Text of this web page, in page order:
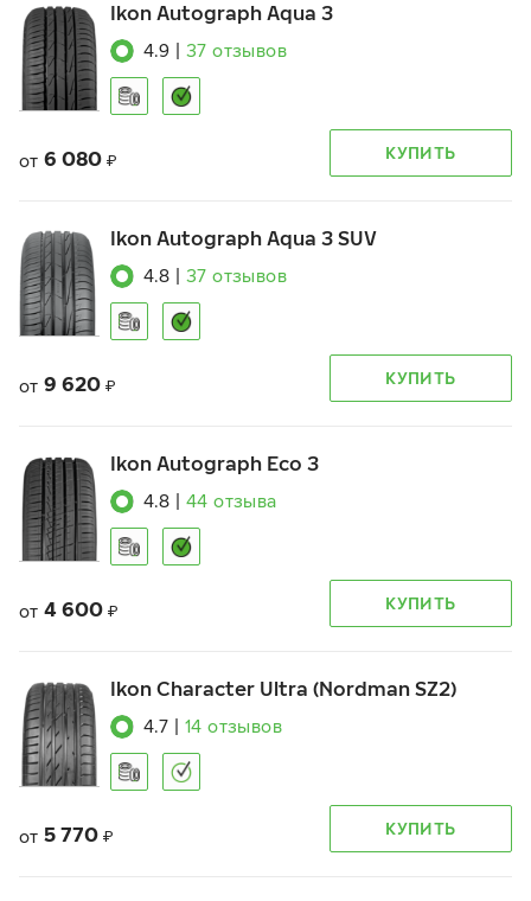
Ikon Autograph Aqua 3
4.9 37 отзывов
от 6 080 ₽ КУПИТЬ
Ikon Autograph Aqua 3 SUV
4.8 37 отзывов
от 9 620 ₽ КУПИТЬ
Ikon Autograph Eco 3
4.8 44 отзыва
от 4 600 ₽ КУПИТЬ
Ikon Character Ultra (Nordman SZ2)
4.7 14 отзывов
от 5 770 ₽ КУПИТЬ